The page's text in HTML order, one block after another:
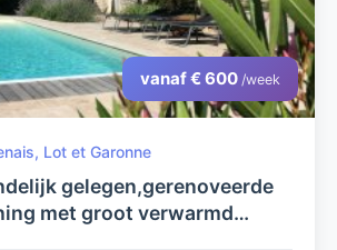
vanaf € 600 /week
Lot et Garonne
gelegen,gerenoveerde
met groot verwarmd